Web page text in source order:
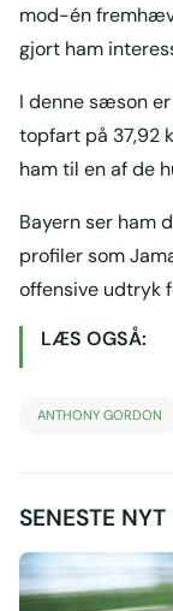
mod-én
gjort ham
I denne sæson
topfart på 37,92
ham til en af de
Bayern ser ham
profiler som
offensive udtryk
LÆS OGSÅ:
ANTHONY GORDON
SENESTE NYT